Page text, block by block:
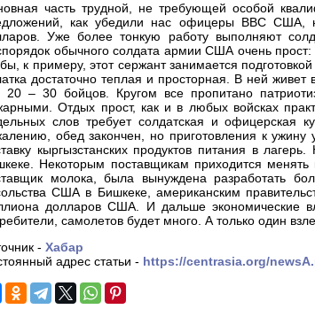
часть трудной, не требующей особой
как убедили нас офицеры ВВС США,
Уже более тонкую работу выполняют
обычного солдата армии США очень
к примеру, этот сержант занимается
достаточно теплая и просторная. В ней
20 – 30 бойцов. Кругом все пропитано
Отдых прост, как и в любых войсках
слов требует солдатская и
обед закончен, но приготовления к
кыргызстанских продуктов питания в
Некоторым поставщикам приходится
молока, была вынуждена разработать
США в Бишкеке, американским
долларов США. И дальше экономические
самолетов будет много. А только один
- Хабар
адрес статьи - https://centrasia.org/